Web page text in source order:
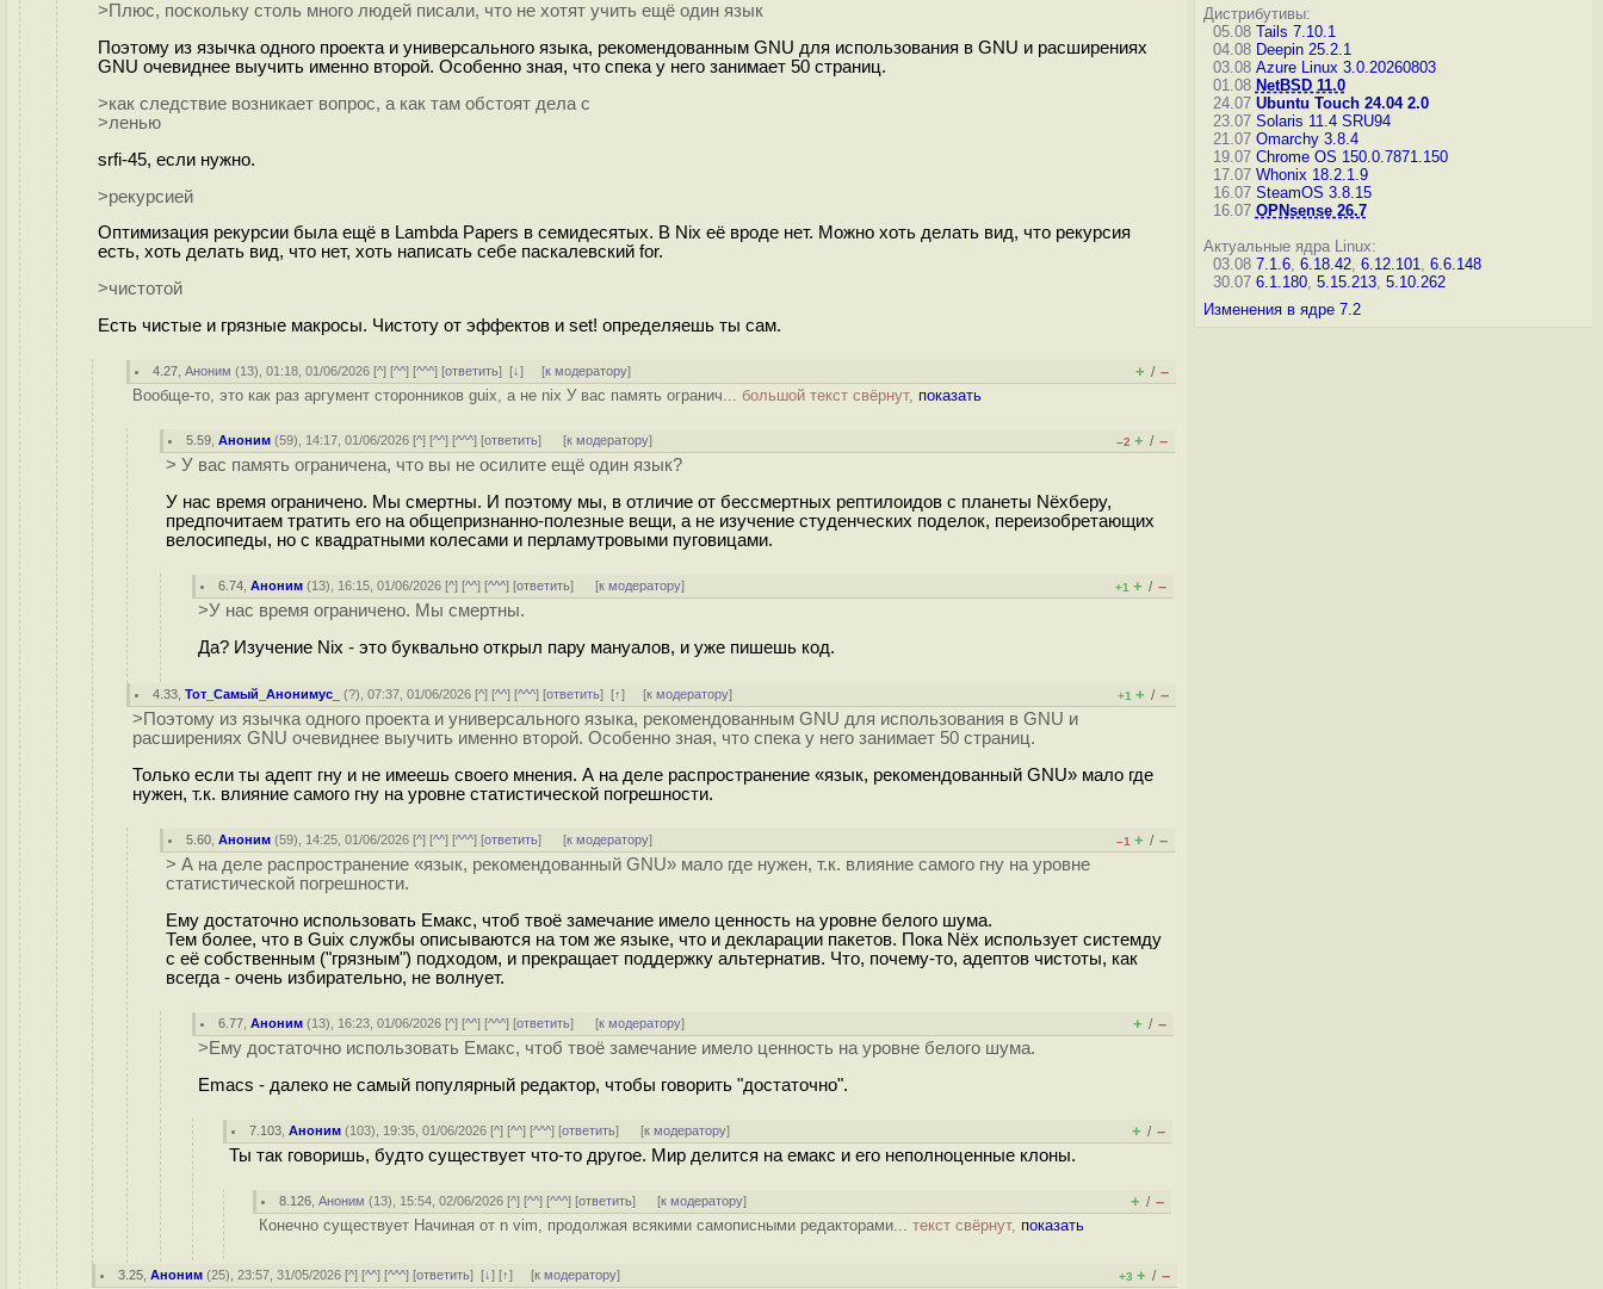
>Плюс, поскольку столь много людей писали, что не хотят учить ещё один язык
Поэтому из язычка одного проекта и универсального языка, рекомендованным GNU для использования в GNU и расширениях
GNU очевиднее выучить именно второй. Особенно зная, что спека у него занимает 50 страниц.
>как следствие возникает вопрос, а как там обстоят дела с
>ленью
srfi-45, если нужно.
>рекурсией
Оптимизация рекурсии была ещё в Lambda Papers в семидесятых. В Nix её вроде нет. Можно хоть делать вид, что рекурсия
есть, хоть делать вид, что нет, хоть написать себе паскалевский for.
>чистотой
Есть чистые и грязные макросы. Чистоту от эффектов и set! определяешь ты сам.
4.27 ,Аноним (13), 01:18, 01/06/2026 [^] [^^] [^^^] [ответить][↓] [к модератору] + / –
Вообще-то, это как раз аргумент сторонников guix, а не nix У вас память огранич... большой текст свёрнут, показать
5.59 ,Аноним (59), 14:17, 01/06/2026 [^] [^^] [^^^] [ответить] [к модератору] –2 + / –
> У вас память ограничена, что вы не осилите ещё один язык?
У нас время ограничено. Мы смертны. И поэтому мы, в отличие от бессмертных рептилоидов с планеты Nёхберу,
предпочитаем тратить его на общепризнанно-полезные вещи, а не изучение студенческих поделок, переизобретающих
велосипеды, но с квадратными колесами и перламутровыми пуговицами.
6.74 ,Аноним (13), 16:15, 01/06/2026 [^] [^^] [^^^] [ответить] [к модератору] +1 + / –
>У нас время ограничено. Мы смертны.
Да? Изучение Nix - это буквально открыл пару мануалов, и уже пишешь код.
4.33 ,Тот_Самый_Анонимус_ (?), 07:37, 01/06/2026 [^] [^^] [^^^] [ответить][↑] [к модератору] +1 + / –
>Поэтому из язычка одного проекта и универсального языка, рекомендованным GNU для использования в GNU и
расширениях GNU очевиднее выучить именно второй. Особенно зная, что спека у него занимает 50 страниц.
Только если ты адепт гну и не имеешь своего мнения. А на деле распространение «язык, рекомендованный GNU» мало где
нужен, т.к. влияние самого гну на уровне статистической погрешности.
5.60 ,Аноним (59), 14:25, 01/06/2026 [^] [^^] [^^^] [ответить] [к модератору] –1 + / –
> А на деле распространение «язык, рекомендованный GNU» мало где нужен, т.к. влияние самого гну на уровне
статистической погрешности.
Ему достаточно использовать Емакс, чтоб твоё замечание имело ценность на уровне белого шума.
Тем более, что в Guix службы описываются на том же языке, что и декларации пакетов. Пока Nёх использует системду
с её собственным ("грязным") подходом, и прекращает поддержку альтернатив. Что, почему-то, адептов чистоты, как
всегда - очень избирательно, не волнует.
6.77 ,Аноним (13), 16:23, 01/06/2026 [^] [^^] [^^^] [ответить] [к модератору] + / –
>Ему достаточно использовать Емакс, чтоб твоё замечание имело ценность на уровне белого шума.
Emacs - далеко не самый популярный редактор, чтобы говорить "достаточно".
7.103 ,Аноним (103), 19:35, 01/06/2026 [^] [^^] [^^^] [ответить] [к модератору] + / –
Ты так говоришь, будто существует что-то другое. Мир делится на емакс и его неполноценные клоны.
8.126 ,Аноним (13), 15:54, 02/06/2026 [^] [^^] [^^^] [ответить] [к модератору] + / –
Конечно существует Начиная от n vim, продолжая всякими самописными редакторами... текст свёрнут, показать
3.25 ,Аноним (25), 23:57, 31/05/2026 [^] [^^] [^^^] [ответить][↓] [↑] [к модератору] +3 + / –
Дистрибутивы:
05.08 Tails 7.10.1
04.08 Deepin 25.2.1
03.08 Azure Linux 3.0.20260803
01.08 NetBSD 11.0
24.07 Ubuntu Touch 24.04 2.0
23.07 Solaris 11.4 SRU94
21.07 Omarchy 3.8.4
19.07 Chrome OS 150.0.7871.150
17.07 Whonix 18.2.1.9
16.07 SteamOS 3.8.15
16.07 OPNsense 26.7
Актуальные ядра Linux:
03.08 7.1.6, 6.18.42, 6.12.101, 6.6.148
30.07 6.1.180, 5.15.213, 5.10.262
Изменения в ядре 7.2